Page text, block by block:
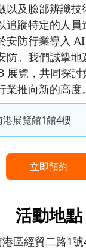
以及臉部辨識技
追蹤特定的人員
安防行業導入
防。我們誠摯地
展覽，共同探
推向新的高度。
港展覽館1館4樓
立即預約
活動地點
區經貿二路1